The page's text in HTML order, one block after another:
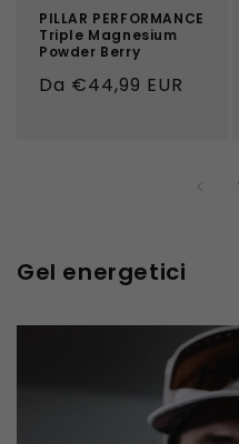
PILLAR PERFORMANCE
Triple Magnesium
Powder Berry
Prezzo
Da €44,99 EUR
1
Gel energetici